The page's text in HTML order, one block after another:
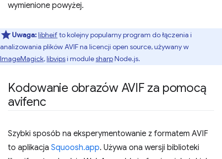
wymienione powyżej.
Uwaga:libheifto kolejny popularny program do łączenia i
analizowania plików AVIF na licencji open source, używany w
ImageMagick,libvipsi modulesharpNode.js.
Kodowanie obrazów AVIF za pomocą
avifenc
Szybki sposób na eksperymentowanie z formatem AVIF
to aplikacja Squoosh.app. Używa ona wersji biblioteki